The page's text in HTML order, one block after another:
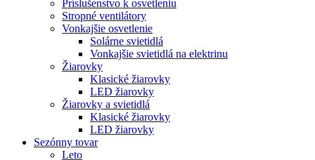
Príslušenstvo k osvetleniu
Stropné ventilátory
Vonkajšie osvetlenie
Solárne svietidlá
Vonkajšie svietidlá na elektrinu
Žiarovky
Klasické žiarovky
LED žiarovky
Žiarovky a svietidlá
Klasické žiarovky
LED žiarovky
Sezónny tovar
Leto